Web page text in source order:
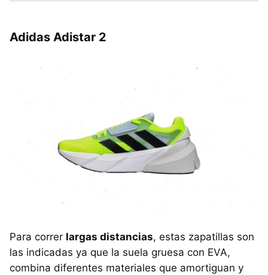
Adidas Adistar 2
Para correr largas distancias, estas zapatillas son
las indicadas ya que la suela gruesa con EVA,
combina diferentes materiales que amortiguan y